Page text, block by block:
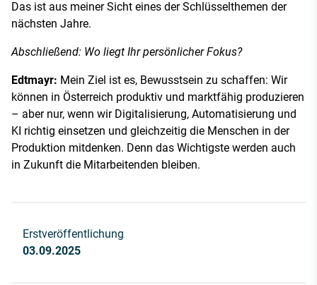
Das ist aus meiner Sicht eines der Schlüsselthemen der
nächsten Jahre.
Abschließend: Wo liegt Ihr persönlicher Fokus?
Edtmayr: Mein Ziel ist es, Bewusstsein zu schaffen: Wir
können in Österreich produktiv und marktfähig produzieren
– aber nur, wenn wir Digitalisierung, Automatisierung und
KI richtig einsetzen und gleichzeitig die Menschen in der
Produktion mitdenken. Denn das Wichtigste werden auch
in Zukunft die Mitarbeitenden bleiben.
Erstveröffentlichung
03.09.2025